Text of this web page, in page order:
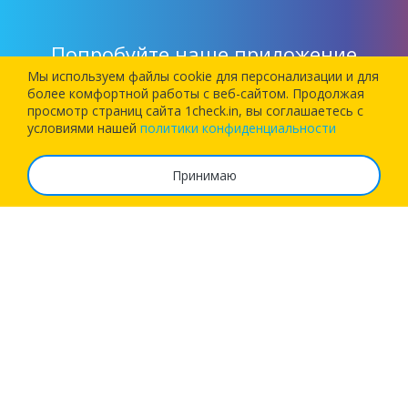
Попробуйте наше приложение
Установите наше приложение и позвольте 1Checkin
зарегистрировать вас на следующий рейс!
Мы используем файлы cookie для персонализации и для
более комфортной работы c веб-сайтом. Продолжая
просмотр страниц сайта 1check.in, вы соглашаетесь с
условиями нашей политики конфиденциальности
Принимаю